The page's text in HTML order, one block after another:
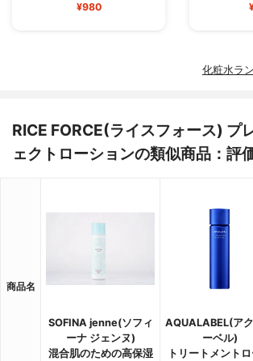
¥980
化粧水ラ
RICE FORCE(ライスフォース) プ
ェクトローションの類似商品：評
商品名
SOFINA jenne(ソフィ
ーナ ジェンヌ)
混合肌のための高保湿
AQUALABEL(ア
ーベル)
トリートメント